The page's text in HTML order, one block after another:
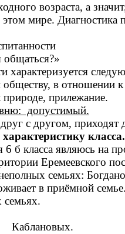
возраста, а
мире.
в отношении к
прилежание.
допустимый.
с другом,
класса.
б класса являюсь на
Еремеевского
семьях:
в приёмной семье.
семьях.
Каблановых.